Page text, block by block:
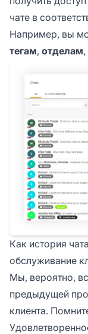
чате в
Например, вы
тегам, отделам
Как история
обслуживание
Мы, вероятно,
предыдущей
клиента.